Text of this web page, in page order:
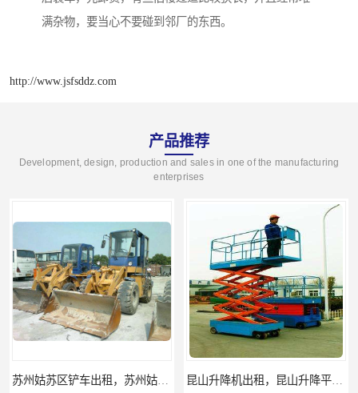
满杂物，要当心不要碰到邻厂的东西。
http://www.jsfsddz.com
产品推荐
Development, design, production and sales in one of the manufacturing
enterprises
苏州姑苏区铲车出租，苏州姑苏区装载机出租 昆山升降机出租，昆山升降平台出租